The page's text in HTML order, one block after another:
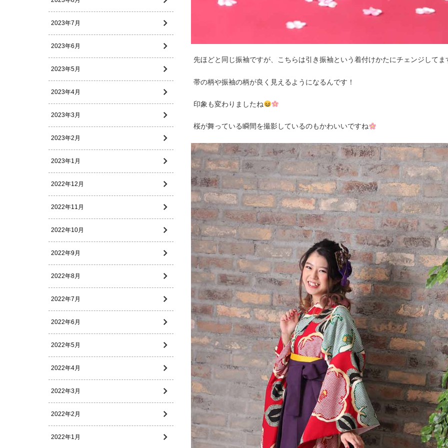
先ほどと同じ振袖ですが、こちらは引き振袖という着付けかたにチェンジしてま
帯の柄や振袖の柄が良く見えるようになるんです！
印象も変わりましたね
桜が舞っている瞬間を撮影しているのもかわいいですね
2023年7月
2023年6月
2023年5月
2023年4月
2023年3月
2023年2月
2023年1月
2022年12月
2022年11月
2022年10月
2022年9月
2022年8月
2022年7月
2022年6月
2022年5月
2022年4月
2022年3月
2022年2月
2022年1月